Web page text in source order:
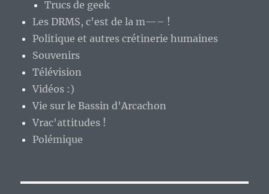
Trucs de geek
Les DRMS, c'est de la m—– !
Politique et autres crétinerie humaines
Souvenirs
Télévision
Vidéos :)
Vie sur le Bassin d'Arcachon
Vrac'attitudes !
Polémique